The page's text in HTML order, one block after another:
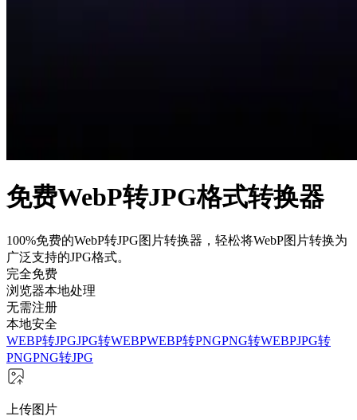
免费WebP转JPG格式转换器
100%免费的WebP转JPG图片转换器，轻松将WebP图片转换为
广泛支持的JPG格式。
完全免费
浏览器本地处理
无需注册
本地安全
WEBP转JPGJPG转WEBPWEBP转PNGPNG转WEBPJPG转
PNGPNG转JPG
上传图片